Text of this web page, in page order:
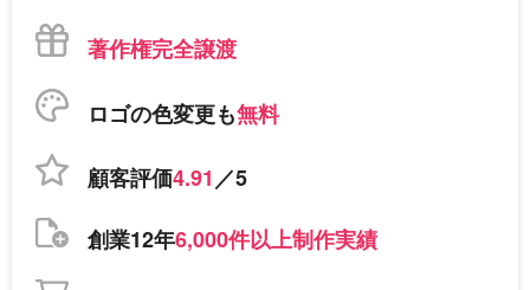
著作権完全譲渡
ロゴの色変更も無料
顧客評価4.91／5
創業12年6,000件以上制作実績